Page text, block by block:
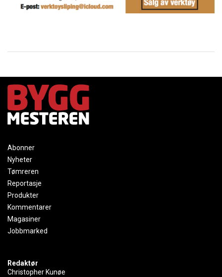
Abonner
Nyheter
Tømreren
Reportasje
Produkter
Kommentarer
Magasiner
Jobbmarked
Redaktør
Christopher Kunøe